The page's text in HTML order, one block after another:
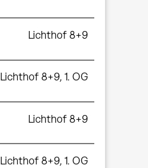
Lichthof 8+9
Lichthof 8+9, 1. OG
Lichthof 8+9
Lichthof 8+9, 1. OG